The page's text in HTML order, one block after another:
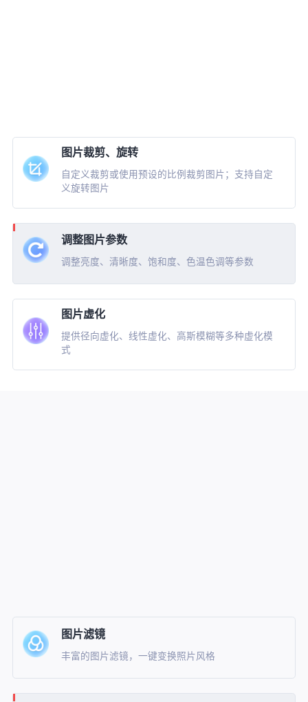
图片裁剪、旋转
自定义裁剪或使用预设的比例裁剪图片；支持自定
义旋转图片
调整图片参数
调整亮度、清晰度、饱和度、色温色调等参数
图片虚化
提供径向虚化、线性虚化、高斯模糊等多种虚化模
式
图片滤镜
丰富的图片滤镜，一键变换照片风格